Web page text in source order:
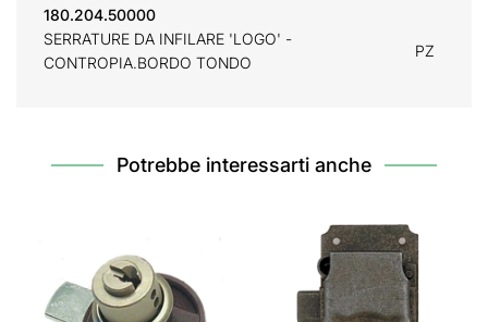
180.204.50000
SERRATURE DA INFILARE 'LOGO' -
CONTROPIA.BORDO TONDO
PZ
Potrebbe interessarti anche